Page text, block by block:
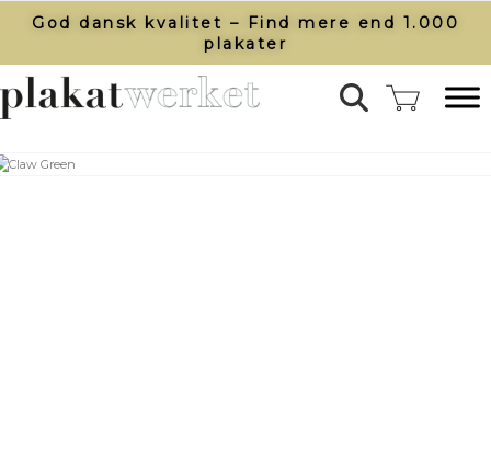
God dansk kvalitet – Find mere end 1.000
plakater​